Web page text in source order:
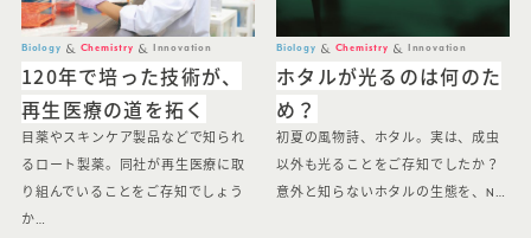
Biology Chemistry Innovation
120年で培った技術が、
再生医療の道を拓く
目薬やスキンケア製品などで知られ
るロート製薬。同社が再生医療に取
り組んでいることをご存知でしょう
か…
Biology Chemistry Innovation
ホタルが光るのは何のた
め？
初夏の風物詩、ホタル。実は、成虫
以外も光ることをご存知でしたか？
意外と知らないホタルの生態を、N…